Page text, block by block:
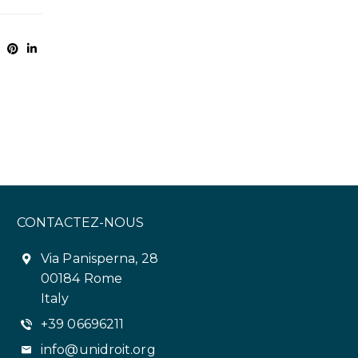
CONTACTEZ-NOUS
Via Panisperna, 28
00184 Rome
Italy
+39 06696211
info@unidroit.org